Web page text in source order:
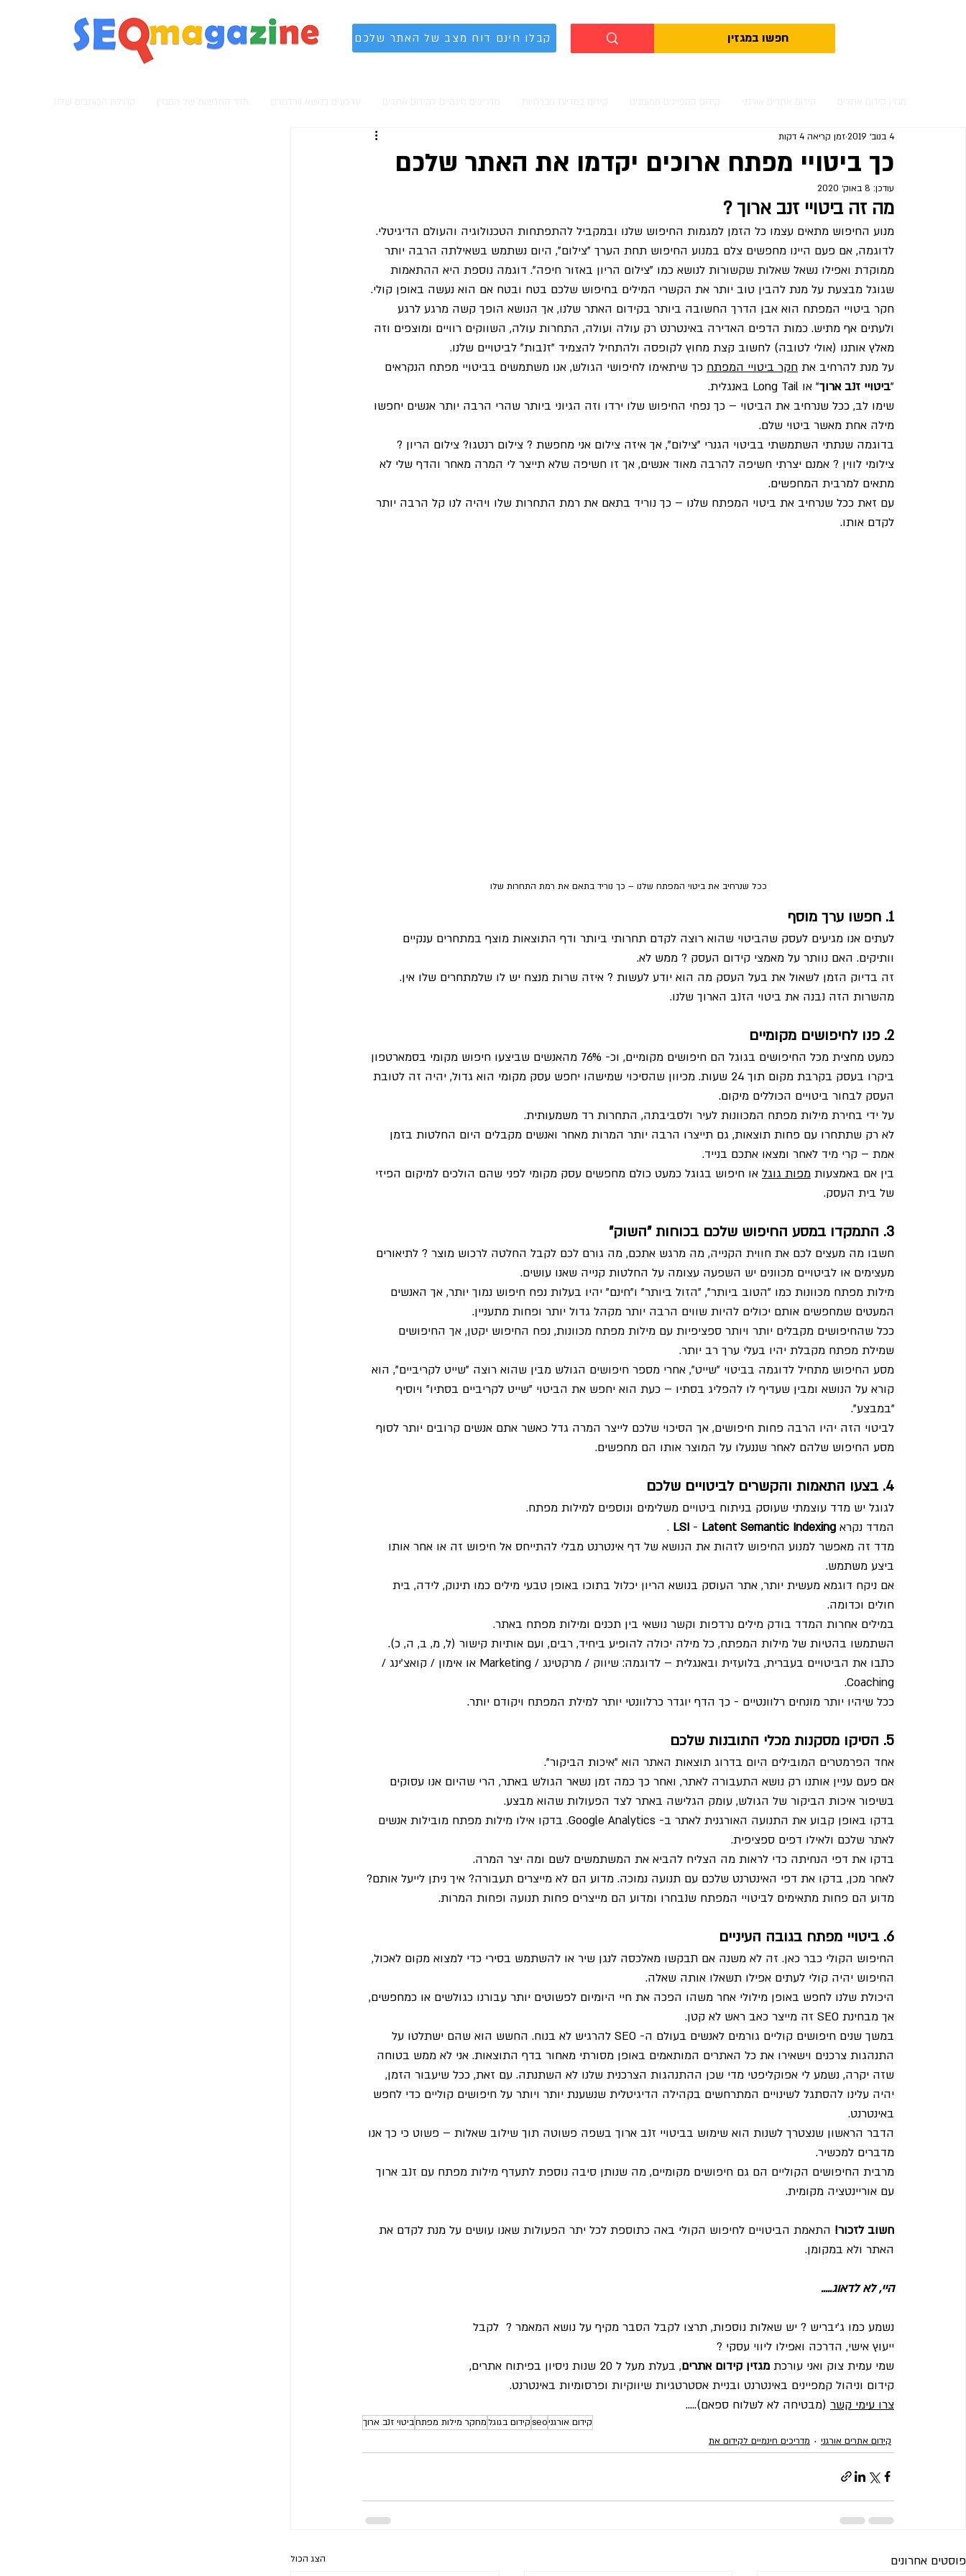
קבלו חינם דוח מצב של האתר שלכם
כך ביטויי מפתח ארוכים יקדמו את האתר שלכם
4 בנוב׳ 2019 זמן קריאה 4 דקות
עודכן: 8 באוק׳ 2020
מה זה ביטויי זנב ארוך ?
מנוע החיפוש מתאים עצמו כל הזמן למגמות החיפוש שלנו ובמקביל להתפתחות הטכנולוגיה והעולם הדיגיטלי.
לדוגמה, אם פעם היינו מחפשים צלם במנוע החיפוש תחת הערך "צילום", היום נשתמש בשאילתה הרבה יותר
ממוקדת ואפילו נשאל שאלות שקשורות לנושא כמו "צילום הריון באזור חיפה". דוגמה נוספת היא ההתאמות
שגוגל מבצעת על מנת להבין טוב יותר את הקשרי המילים בחיפוש שלכם בטח ובטח אם הוא נעשה באופן קולי.
חקר ביטויי המפתח הוא אבן הדרך החשובה ביותר בקידום האתר שלנו, אך הנושא הופך קשה מרגע לרגע
ולעתים אף מתיש. כמות הדפים האדירה באינטרנט רק עולה ועולה, התחרות עולה, השווקים רוויים ומוצפים וזה
מאלץ אותנו (אולי לטובה) לחשוב קצת מחוץ לקופסה ולהתחיל להצמיד "זנבות" לביטויים שלנו.
על מנת להרחיב את חקר ביטויי המפתח כך שיתאימו לחיפושי הגולש, אנו משתמשים בביטויי מפתח הנקראים
"ביטויי זנב ארוך" או Long Tail באנגלית.
שימו לב, ככל שנרחיב את הביטוי – כך נפחי החיפוש שלו ירדו וזה הגיוני ביותר שהרי הרבה יותר אנשים יחפשו
מילה אחת מאשר ביטוי שלם.
בדוגמה שנתתי השתמשתי בביטוי הגנרי "צילום", אך איזה צילום אני מחפשת ? צילום רנטגו? צילום הריון ?
צילומי לווין ? אמנם יצרתי חשיפה להרבה מאוד אנשים, אך זו חשיפה שלא תייצר לי המרה מאחר והדף שלי לא
מתאים למרבית המחפשים.
עם זאת ככל שנרחיב את ביטוי המפתח שלנו – כך נוריד בתאם את רמת התחרות שלו ויהיה לנו קל הרבה יותר
לקדם אותו.
ככל שנרחיב את ביטוי המפתח שלנו – כך נוריד בתאם את רמת התחרות שלו
1. חפשו ערך מוסף
לעתים אנו מגיעים לעסק שהביטוי שהוא רוצה לקדם תחרותי ביותר ודף התוצאות מוצף במתחרים ענקיים
וותיקים. האם נוותר על מאמצי קידום העסק ? ממש לא.
זה בדיוק הזמן לשאול את בעל העסק מה הוא יודע לעשות ? איזה שרות מנצח יש לו שלמתחרים שלו אין.
מהשרות הזה נבנה את ביטוי הזנב הארוך שלנו.
2. פנו לחיפושים מקומיים
כמעט מחצית מכל החיפושים בגוגל הם חיפושים מקומיים, וכ- 76% מהאנשים שביצעו חיפוש מקומי בסמארטפון
ביקרו בעסק בקרבת מקום תוך 24 שעות. מכיוון שהסיכוי שמישהו יחפש עסק מקומי הוא גדול, יהיה זה לטובת
העסק לבחור ביטויים הכוללים מיקום.
על ידי בחירת מילות מפתח המכוונות לעיר ולסביבתה, התחרות רד משמעותית.
לא רק שתתחרו עם פחות תוצאות, גם תייצרו הרבה יותר המרות מאחר ואנשים מקבלים היום החלטות בזמן
אמת – קרי מיד לאחר ומצאו אתכם בנייד.
בין אם באמצעות מפות גוגל או חיפוש בגוגל כמעט כולם מחפשים עסק מקומי לפני שהם הולכים למיקום הפיזי
של בית העסק.
3. התמקדו במסע החיפוש שלכם בכוחות "השוק"
חשבו מה מעצים לכם את חווית הקנייה, מה מרגש אתכם, מה גורם לכם לקבל החלטה לרכוש מוצר ? לתיאורים
מעצימים או לביטויים מכוונים יש השפעה עצומה על החלטות קנייה שאנו עושים.
מילות מפתח מכוונות כמו "הטוב ביותר", "הזול ביותר" ו"חינם" יהיו בעלות נפח חיפוש נמוך יותר, אך האנשים
המעטים שמחפשים אותם יכולים להיות שווים הרבה יותר מקהל גדול יותר ופחות מתעניין.
ככל שהחיפושים מקבלים יותר ויותר ספציפיות עם מילות מפתח מכוונות, נפח החיפוש יקטן, אך החיפושים
שמילת מפתח מקבלת יהיו בעלי ערך רב יותר.
מסע החיפוש מתחיל לדוגמה בביטוי "שייט", אחרי מספר חיפושים הגולש מבין שהוא רוצה "שייט לקריביים", הוא
קורא על הנושא ומבין שעדיף לו להפליג בסתיו – כעת הוא יחפש את הביטוי "שייט לקריביים בסתיו" ויוסיף
"במבצע".
לביטוי הזה יהיו הרבה פחות חיפושים, אך הסיכוי שלכם לייצר המרה גדל כאשר אתם אנשים קרובים יותר לסוף
מסע החיפוש שלהם לאחר שננעלו על המוצר אותו הם מחפשים.
4. בצעו התאמות והקשרים לביטויים שלכם
לגוגל יש מדד עוצמתי שעוסק בניתוח ביטויים משלימים ונוספים למילות מפתח.
המדד נקרא
LSI - Latent Semantic Indexing
.
מדד זה מאפשר למנוע החיפוש לזהות את הנושא של דף אינטרנט מבלי להתייחס אל חיפוש זה או אחר אותו
ביצע משתמש.
אם ניקח דוגמא מעשית יותר, אתר העוסק בנושא הריון יכלול בתוכו באופן טבעי מילים כמו תינוק, לידה, בית
חולים וכדומה.
במילים אחרות המדד בודק מילים נרדפות וקשר נושאי בין תכנים ומילות מפתח באתר.
השתמשו בהטיות של מילות המפתח, כל מילה יכולה להופיע ביחיד, רבים, ועם אותיות קישור (ל, מ, ב, ה, כ).
כתבו את הביטויים בעברית, בלועזית ובאנגלית – לדוגמה: שיווק / מרקטינג / Marketing או אימון / קואצ'ינג /
Coaching.
ככל שיהיו יותר מונחים רלוונטיים - כך הדף יוגדר כרלוונטי יותר למילת המפתח ויקודם יותר.
5. הסיקו מסקנות מכלי התובנות שלכם
אחד הפרמטרים המובילים היום בדרוג תוצאות האתר הוא "איכות הביקור".
אם פעם עניין אותנו רק נושא התעבורה לאתר, ואחר כך כמה זמן נשאר הגולש באתר, הרי שהיום אנו עסוקים
בשיפור איכות הביקור של הגולש, עומק הגלישה באתר לצד הפעולות שהוא מבצע.
בדקו באופן קבוע את התנועה האורגנית לאתר ב- Google Analytics. בדקו אילו מילות מפתח מובילות אנשים
לאתר שלכם ולאילו דפים ספציפית.
בדקו את דפי הנחיתה כדי לראות מה הצליח להביא את המשתמשים לשם ומה יצר המרה.
לאחר מכן, בדקו את דפי האינטרנט שלכם עם תנועה נמוכה. מדוע הם לא מייצרים תעבורה? איך ניתן לייעל אותם?
מדוע הם פחות מתאימים לביטויי המפתח שנבחרו ומדוע הם מייצרים פחות תנועה ופחות המרות.
6. ביטויי מפתח בגובה העיניים
החיפוש הקולי כבר כאן. זה לא משנה אם תבקשו מאלכסה לנגן שיר או להשתמש בסירי כדי למצוא מקום לאכול,
החיפוש יהיה קולי לעתים אפילו תשאלו אותה שאלה.
היכולת שלנו לחפש באופן מילולי אחר משהו הפכה את חיי היומיום לפשוטים יותר עבורנו כגולשים או כמחפשים,
אך מבחינת SEO זה מייצר כאב ראש לא קטן.
במשך שנים חיפושים קוליים גורמים לאנשים בעולם ה- SEO להרגיש לא בנוח. החשש הוא שהם ישתלטו על
התנהגות צרכנים וישאירו את כל האתרים המותאמים באופן מסורתי מאחור בדף התוצאות. אני לא ממש בטוחה
שזה יקרה, נשמע לי אפוקליפטי מדי שכן ההתנהגות הצרכנית שלנו לא השתנתה. עם זאת, ככל שיעבור הזמן,
יהיה עלינו להסתגל לשינויים המתרחשים בקהילה הדיגיטלית שנשענת יותר ויותר על חיפושים קוליים כדי לחפש
באינטרנט.
הדבר הראשון שנצטרך לשנות הוא שימוש בביטויי זנב ארוך בשפה פשוטה תוך שילוב שאלות – פשוט כי כך אנו
מדברים למכשיר.
מרבית החיפושים הקוליים הם גם חיפושים מקומיים, מה שנותן סיבה נוספת לתעדף מילות מפתח עם זנב ארוך
עם אוריינטציה מקומית.
חשוב לזכור! התאמת הביטויים לחיפוש הקולי באה כתוספת לכל יתר הפעולות שאנו עושים על מנת לקדם את
האתר ולא במקומן.
היי, לא לדאוג.....
נשמע כמו ג'יבריש ? יש שאלות נוספות, תרצו לקבל הסבר מקיף על נושא המאמר ?  לקבל
ייעוץ אישי, הדרכה ואפילו ליווי עסקי ?
שמי עמית צוק ואני עורכת מגזין קידום אתרים
, בעלת מעל ל 20 שנות ניסיון בפיתוח אתרים,
קידום וניהול קמפיינים באינטרנט ובניית אסטרטגיות שיווקיות ופרסומיות באינטרנט.
צרו עימי קשר (מבטיחה לא לשלוח ספאם).....
קידום אורגניseo קידום בגוגלמחקר מילות מפתחביטוי זנב ארוך
קידום אתרים אורגני
מדריכים חינמיים לקידום את
פוסטים אחרונים הצג הכול